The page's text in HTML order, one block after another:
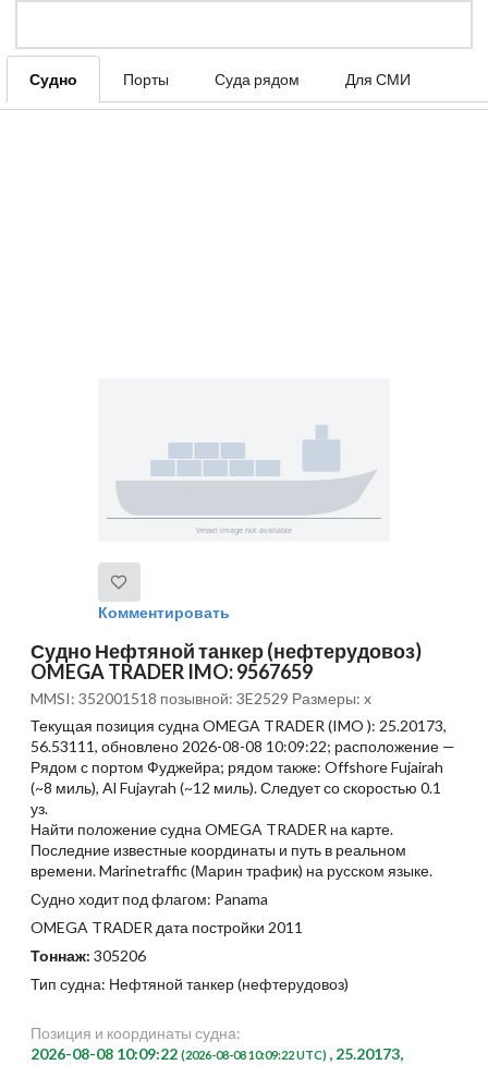
Судно Порты Суда рядом Для СМИ
Комментировать
Судно Нефтяной танкер (нефтерудовоз)
OMEGA TRADER IMO: 9567659
MMSI: 352001518 позывной: 3E2529 Размеры: x
Текущая позиция судна OMEGA TRADER (IMO ): 25.20173,
56.53111, обновлено 2026-08-08 10:09:22; расположение —
Рядом с портом Фуджейра; рядом также: Offshore Fujairah
(~8 миль), Al Fujayrah (~12 миль). Следует со скоростью 0.1
уз.
Найти положение судна OMEGA TRADER на карте.
Последние известные координаты и путь в реальном
времени. Marinetraffic (Марин трафик) на русском языке.
Судно ходит под флагом: Panama
OMEGA TRADER дата постройки 2011
Тоннаж: 305206
Тип судна: Нефтяной танкер (нефтерудовоз)
Позиция и координаты судна:
2026-08-08 10:09:22 (2026-08-08 10:09:22 UTC) , 25.20173,